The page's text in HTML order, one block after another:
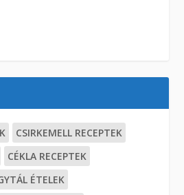
CSIRKEMELL RECEPTEK
CÉKLA RECEPTEK
ÉTELEK